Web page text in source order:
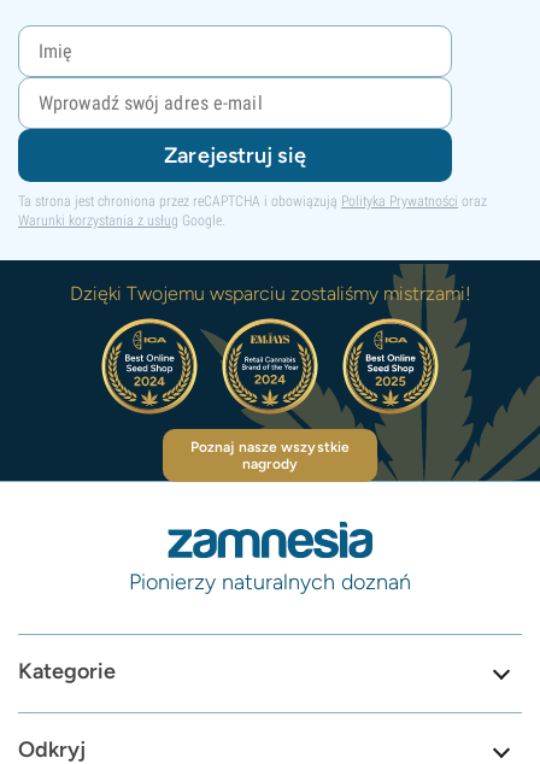
Zarejestruj się
Ta strona jest chroniona przez reCAPTCHA i obowiązują Polityka Prywatności oraz
Warunki korzystania z usług Google.
Dzięki Twojemu wsparciu zostaliśmy mistrzami!
Poznaj nasze wszystkie
nagrody
Pionierzy naturalnych doznań
Kategorie
Odkryj